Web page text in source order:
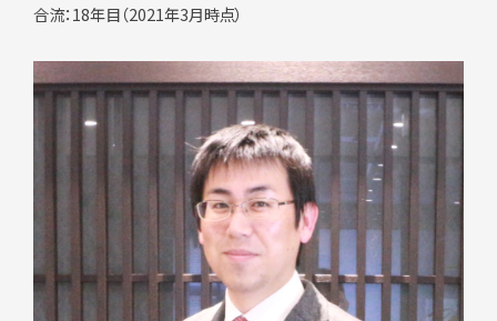
合流：18年目（2021年3月時点）